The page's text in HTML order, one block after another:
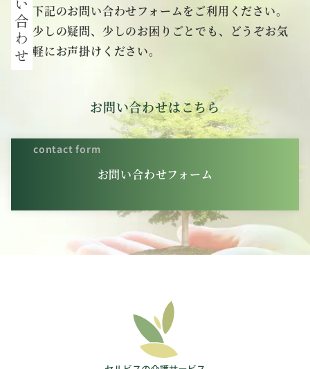
下記のお問い合わせフォームをご利用ください。
少しの疑問、少しのお困りごとでも、どうぞお気
軽にお声掛けください。
お問い合わせはこちら
contact form
お問い合わせフォーム